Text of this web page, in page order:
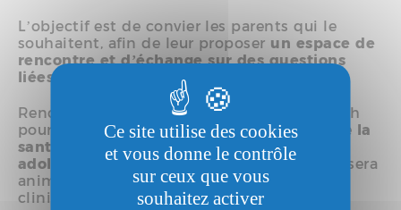
L’objectif est de convier les parents qui le
souhaitent, afin de leur proposer un espace de
rencontre et d’échange sur des questions
liées à la parentalité.
Rendez-vous le vendredi 29 mars 2024 à 20h
pour un nouveau café des parents autour de la
santé mentale des pré-ados et des
adolescents.Ce nouveau temps d'échange sera
animé par Sabrina Ozer, psychologue
clinicienne.
Ce site utilise des cookies
et vous donne le contrôle
sur ceux que vous
souhaitez activer